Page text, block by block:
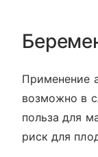
Применение
возможно в
польза для
риск для